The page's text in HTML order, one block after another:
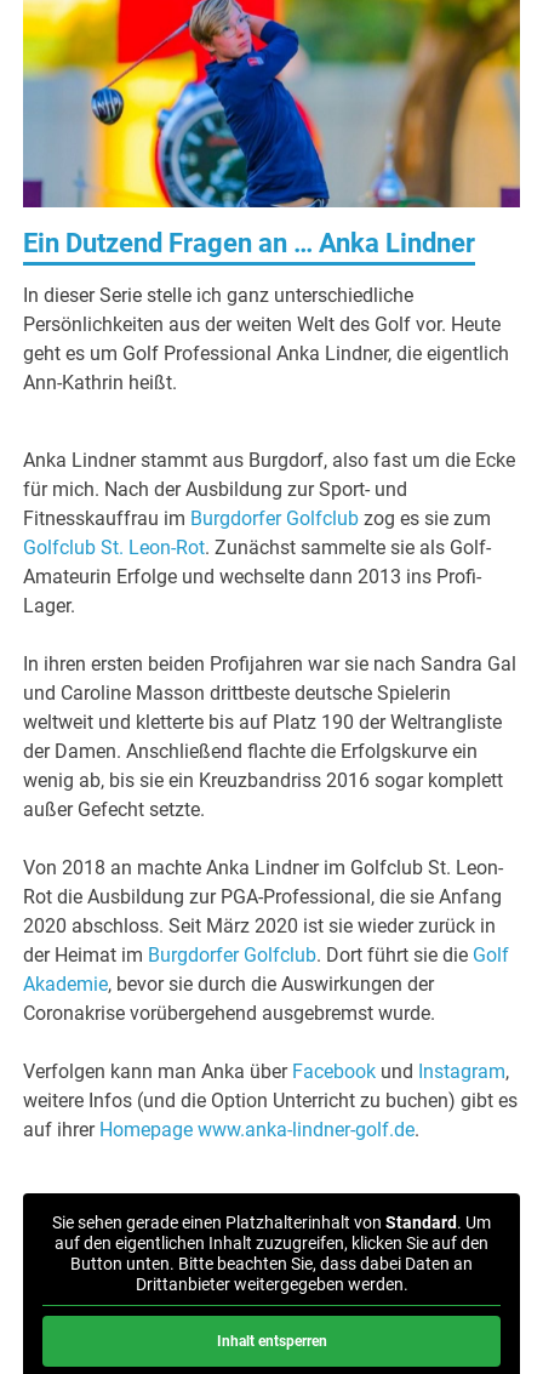
Ein Dutzend Fragen an … Anka Lindner
In dieser Serie stelle ich ganz unterschiedliche
Persönlichkeiten aus der weiten Welt des Golf vor. Heute
geht es um Golf Professional Anka Lindner, die eigentlich
Ann-Kathrin heißt.
Anka Lindner stammt aus Burgdorf, also fast um die Ecke
für mich. Nach der Ausbildung zur Sport- und
Fitnesskauffrau im Burgdorfer Golfclub zog es sie zum
Golfclub St. Leon-Rot. Zunächst sammelte sie als Golf-
Amateurin Erfolge und wechselte dann 2013 ins Profi-
Lager.
In ihren ersten beiden Profijahren war sie nach Sandra Gal
und Caroline Masson drittbeste deutsche Spielerin
weltweit und kletterte bis auf Platz 190 der Weltrangliste
der Damen. Anschließend flachte die Erfolgskurve ein
wenig ab, bis sie ein Kreuzbandriss 2016 sogar komplett
außer Gefecht setzte.
Von 2018 an machte Anka Lindner im Golfclub St. Leon-
Rot die Ausbildung zur PGA-Professional, die sie Anfang
2020 abschloss. Seit März 2020 ist sie wieder zurück in
der Heimat im Burgdorfer Golfclub. Dort führt sie die Golf
Akademie, bevor sie durch die Auswirkungen der
Coronakrise vorübergehend ausgebremst wurde.
Verfolgen kann man Anka über Facebook und Instagram,
weitere Infos (und die Option Unterricht zu buchen) gibt es
auf ihrer Homepage www.anka-lindner-golf.de.
Sie sehen gerade einen Platzhalterinhalt von Standard. Um
auf den eigentlichen Inhalt zuzugreifen, klicken Sie auf den
Button unten. Bitte beachten Sie, dass dabei Daten an
Drittanbieter weitergegeben werden.
Inhalt entsperren